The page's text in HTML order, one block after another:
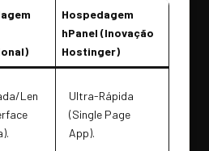
Hospedagem
hPanel (Inovação
Hostinger)
Len
Ultra-Rápida
(Single Page
App).